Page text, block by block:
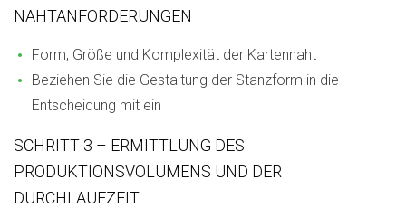
NAHTANFORDERUNGEN
Form, Größe und Komplexität der Kartennaht
Beziehen Sie die Gestaltung der Stanzform in die
Entscheidung mit ein
SCHRITT 3 – ERMITTLUNG DES
PRODUKTIONSVOLUMENS UND DER
DURCHLAUFZEIT